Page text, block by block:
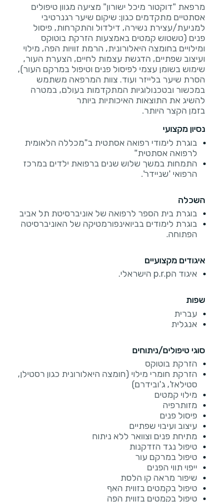
מרפאת "דוקטור מיכל ישורון" מציעה מגוון טיפולים
אסתטיים מתקדמים כגון: שיקום שיער רגנרטיבי
למניעת/עצירת נשירה, דילדול והתקרחות, פיסול
פנים (טשטוש קמטים באמצעות הזרקת בוטוקס
ומילויים בחומצה היאלורונית, הרמת זוויות הפה, מילוי
ועיצוב שפתיים, הדגשת עצמות לחיים, הצערת העור,
שימוש בשומן עצמי לפיסול פנים וטיפול במרקם העור),
הסרת שיער בלייזר ועוד. צוות המרפאה משתמש
במכשור ובטכנולוגיות המתקדמות בעולם, במטרה
להשיג את התוצאות האיכותיות ביותר
בזמן הקצר היותר.
נסיון מקצועי
בוגרת לימודי רפואה אסתטית ב"מכללה הלאומית
לרפואה אסתטית"
התמחות במשך שלוש שנים ברפואת ילדים במרכז
הרפואי 'שניידר'.
השכלה
בוגרת בית הספר לרפואה של אוניברסיטת תל אביב
בוגרת לימודים בביואינפורמטיקה של האוניברסיטה
הפתוחה.
איגודים מקצועיים
איגוד הp.r.p הישראלי.
שפות
עברית
אנגלית
סוגי טיפולים/ניתוחים
הזרקת בוטוקס
הזרקת חומרי מילוי (חומצה היאלורונית כגון רסטילן,
סטילאז', ג'ובידרם)
מילוי קמטים
מזותרפיה
פיסול פנים
עיצוב ועיבוי שפתיים
מתיחת פנים וצוואר ללא ניתוח
טיפול נגד הזדקנות
טיפול במרקם עור
ייפוי תווי הפנים
שיפור מראה קו הלסת
טיפול בקמטים בזווית האף
טיפול בקמטים בזווית הפה